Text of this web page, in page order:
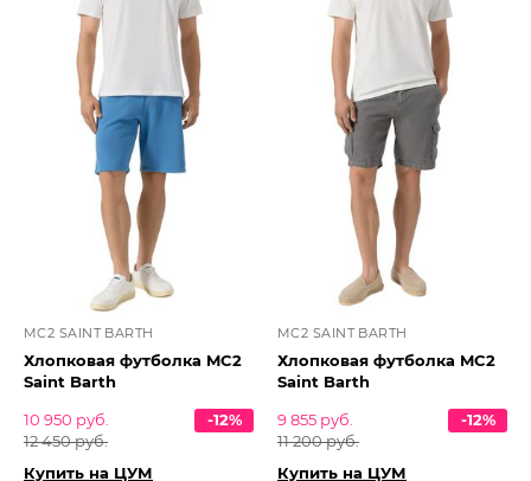
MC2 SAINT BARTH
Хлопковая футболка MC2
Saint Barth
10 950 руб.
12 450 руб.
-12%
Купить на ЦУМ
MC2 SAINT BARTH
Хлопковая футболка MC2
Saint Barth
9 855 руб.
11 200 руб.
-12%
Купить на ЦУМ